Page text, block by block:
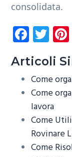
consolidata.
Fa
ce
b
o
ok
T
wi
tt
er
Articoli
Come
Come
lavora
Come
Rovinare
Come